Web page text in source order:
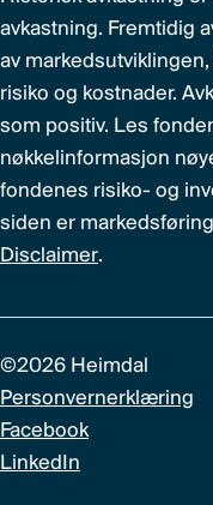
avkastning. Fremtidig
av
risiko og kostnader.
som positiv. Les
nøkkelinformasjon
fondenes risiko- og
siden er
Disclaimer.
©2026 Heimdal
Personvernerklæring
Facebook
LinkedIn